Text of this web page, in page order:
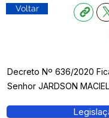
Voltar
Decreto Nº 636/2020
Senhor JARDSON